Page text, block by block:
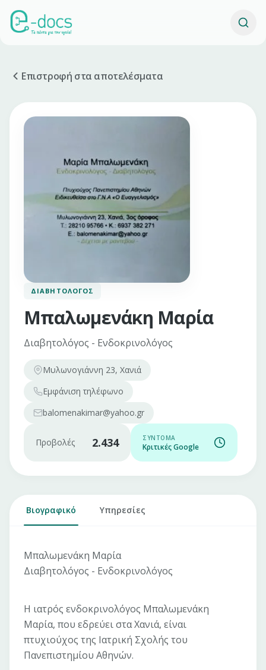
Επιστροφή στα αποτελέσματα
ΔΙΑΒΗΤΟΛΌΓΟΣ
Μπαλωμενάκη Μαρία
Διαβητολόγος - Ενδοκρινολόγος
Μυλωνογιάννη 23, Χανιά
Εμφάνιση τηλέφωνο
balomenakimar@yahoo.gr
Προβολές 2.434 ΣΎΝΤΟΜΑ
Κριτικές Google
Βιογραφικό Υπηρεσίες
Μπαλωμενάκη Μαρία
Διαβητολόγος - Ενδοκρινολόγος
Η ιατρός ενδοκρινολόγος Μπαλωμενάκη
Μαρία, που εδρεύει στα Χανιά, είναι
πτυχιούχος της Ιατρική Σχολής του
Πανεπιστημίου Αθηνών.